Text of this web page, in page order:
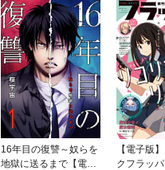
16年目の復讐～奴らを
地獄に送るまで【電子
【電子版
クフラッパ